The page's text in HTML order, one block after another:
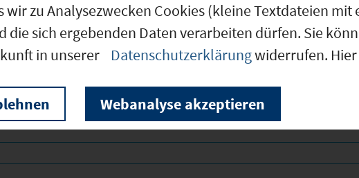
wir zu Analysezwecken Cookies (kleine Textdateien
die sich ergebenden Daten verarbeiten dürfen. Sie
in unserer
Datenschutzerklärungwiderrufen.
Webanalyse akzeptieren